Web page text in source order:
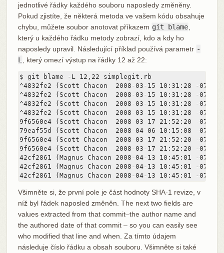
jednotlivé řádky každého souboru naposledy změněny.
Pokud zjistíte, že některá metoda ve vašem kódu obsahuje
chybu, můžete soubor anotovat příkazem git blame
který u každého řádku metody zobrazí, kdo a kdy ho
naposledy upravil. Následující příklad používá parametr -
L
, který omezí výstup na řádky 12 až 22:
$ git blame -L 12,22 simplegit.rb
^4832fe2 (Scott Chacon  2008-03-15 10:31:28 -
^4832fe2 (Scott Chacon  2008-03-15 10:31:28 -
^4832fe2 (Scott Chacon  2008-03-15 10:31:28 -0700
^4832fe2 (Scott Chacon  2008-03-15 10:31:28 -0700
9f6560e4 (Scott Chacon  2008-03-17 21:52:20 -
79eaf55d (Scott Chacon  2008-04-06 10:15:08 -
9f6560e4 (Scott Chacon  2008-03-17 21:52:20 -0700
9f6560e4 (Scott Chacon  2008-03-17 21:52:20 -0700
42cf2861 (Magnus Chacon 2008-04-13 10:45:01 -
42cf2861 (Magnus Chacon 2008-04-13 10:45:01 -
42cf2861 (Magnus Chacon 2008-04-13 10:45:01 -0700
Všimněte si, že první pole je část hodnoty SHA-1 revize, v
níž byl řádek naposled změněn. The next two fields are
values extracted from that commit–the author name and
the authored date of that commit – so you can easily see
who modified that line and when. Za tímto údajem
následuje číslo řádku a obsah souboru. Všimněte si také